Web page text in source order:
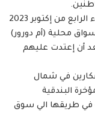
وذكرت وسائل اعلام محلية أنه في يوم الاربعاء الرابع من إكتوبر 2023
محلية (أم دورور)
أن إعتدت عليهم
في شمال
البندقية
في طريقها الي سوق